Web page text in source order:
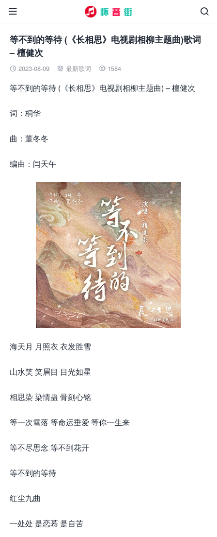


等不到的等待 (《长相思》电视剧相柳主题曲)歌词
– 檀健次
 2023-08-09  最新歌词  1584
等不到的等待 (《长相思》电视剧相柳主题曲) – 檀健次
词：桐华
曲：董冬冬
编曲：闫天午
海天月 月照衣 衣发胜雪
山水笑 笑眉目 目光如星
相思染 染情蛊 骨刻心铭
等一次雪落 等命运垂爱 等你一生来
等不尽思念 等不到花开
等不到的等待
红尘九曲
一处处 是恋慕 是自苦